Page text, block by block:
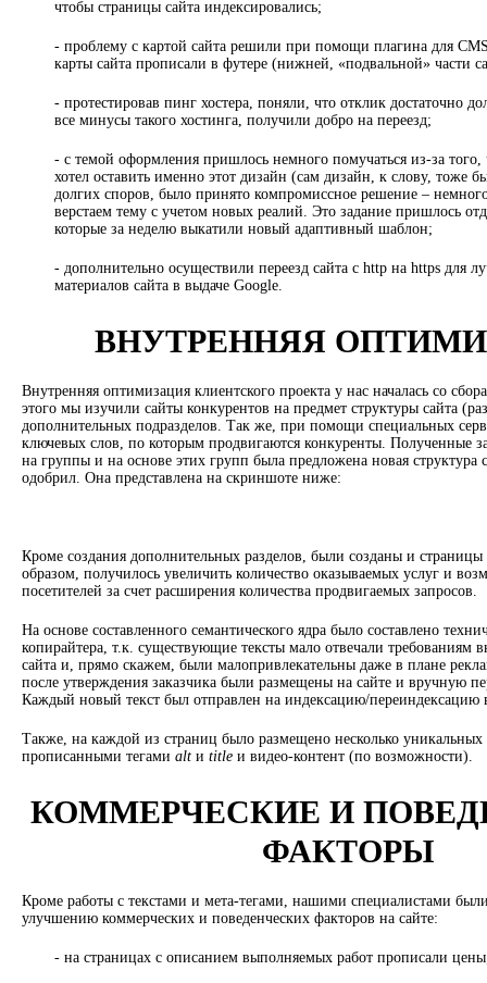
чтобы страницы сайта индексировались;
- проблему с картой сайта решили при помощи плагина для
карты сайта прописали в футере (нижней, «подвальной» части
- протестировав пинг хостера, поняли, что отклик достаточно
все минусы такого хостинга, получили добро на переезд;
- с темой оформления пришлось немного помучаться из-за того,
хотел оставить именно этот дизайн (сам дизайн, к слову, тоже
долгих споров, было принято компромиссное решение –
верстаем тему с учетом новых реалий. Это задание пришлось
которые за неделю выкатили новый адаптивный шаблон;
- дополнительно осуществили переезд сайта с http на https для
материалов сайта в выдаче Google.
ВНУТРЕННЯЯ
Внутренняя оптимизация клиентского проекта у нас началась со
этого мы изучили сайты конкурентов на предмет структуры сайта
дополнительных подразделов. Так же, при помощи специальных
ключевых слов, по которым продвигаются конкуренты. Полученные
на группы и на основе этих групп была предложена новая структура
одобрил. Она представлена на скриншоте ниже:
Кроме создания дополнительных разделов, были созданы и страницы
образом, получилось увеличить количество оказываемых услуг и
посетителей за счет расширения количества продвигаемых запросов.
На основе составленного семантического ядра было составлено
копирайтера, т.к. существующие тексты мало отвечали требованиям
сайта и, прямо скажем, были малопривлекательны даже в плане
после утверждения заказчика были размещены на сайте и вручную
Каждый новый текст был отправлен на индексацию/переиндексацию
Также, на каждой из страниц было размещено несколько
прописанными тегами alt и title и видео-контент (по возможности).
КОММЕРЧЕСКИЕ И
ФАКТОРЫ
Кроме работы с текстами и мета-тегами, нашими специалистами
улучшению коммерческих и поведенческих факторов на сайте:
- на страницах с описанием выполняемых работ прописали